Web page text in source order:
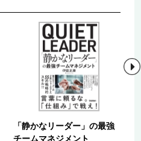
「静かなリーダー」の最強
チームマネジメント